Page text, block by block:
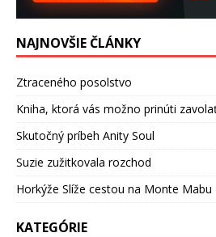
NAJNOVŠIE ČLÁNKY
Ztraceného posolstvo
Kniha, ktorá vás možno prinúti
Skutočný príbeh Anity Soul
Suzie zužitkovala rozchod
Horkýže Slíže cestou na Monte Mabu
KATEGÓRIE